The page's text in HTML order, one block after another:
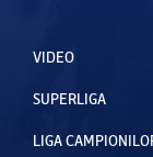
VIDEO
SUPERLIGA
LIGA